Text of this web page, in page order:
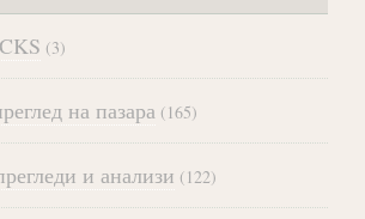
(3)
на пазара (165)
и анализи (122)